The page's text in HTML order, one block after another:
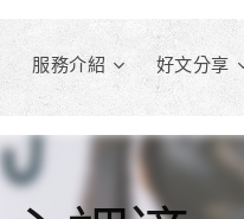
服務介紹 好文分享